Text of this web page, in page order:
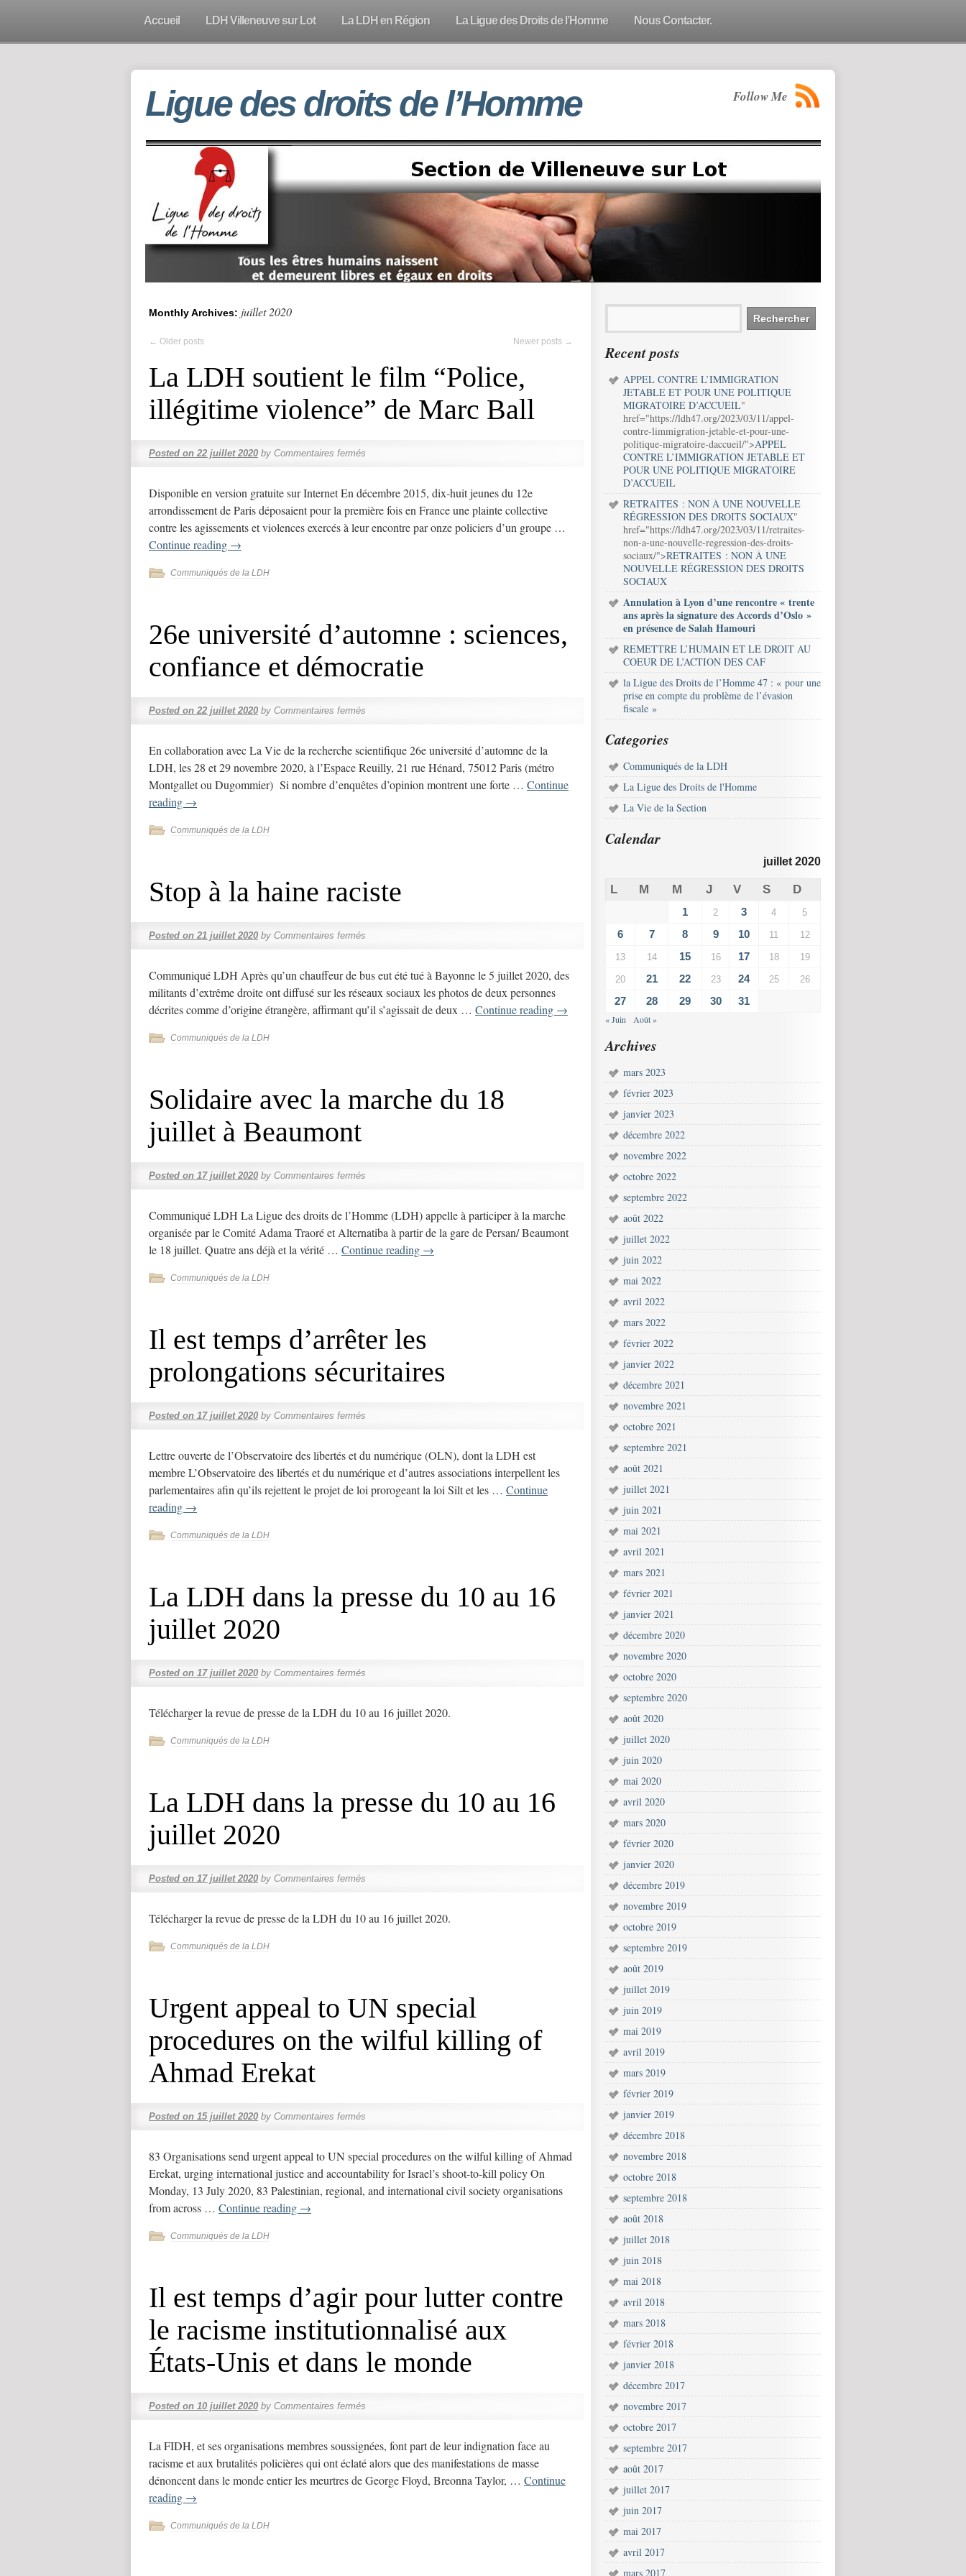
Accueil LDH Villeneuve sur Lot La LDH en Région La Ligue des Droits de l’Homme Nous Contacter.
Ligue des droits de l’Homme Follow Me
Monthly Archives: juillet 2020
← Older posts Newer posts →
La LDH soutient le film “Police,
illégitime violence” de Marc Ball
Posted on 22 juillet 2020 by Commentaires fermés
Disponible en version gratuite sur Internet En décembre 2015, dix-huit jeunes du 12e
arrondissement de Paris déposaient pour la première fois en France une plainte collective
contre les agissements et violences exercés à leur encontre par onze policiers d’un groupe …
Continue reading →
Communiqués de la LDH
26e université d’automne : sciences,
confiance et démocratie
Posted on 22 juillet 2020 by Commentaires fermés
En collaboration avec La Vie de la recherche scientifique 26e université d’automne de la
LDH, les 28 et 29 novembre 2020, à l’Espace Reuilly, 21 rue Hénard, 75012 Paris (métro
Montgallet ou Dugommier) Si nombre d’enquêtes d’opinion montrent une forte … Continue
reading →
Communiqués de la LDH
Stop à la haine raciste
Posted on 21 juillet 2020 by Commentaires fermés
Communiqué LDH Après qu’un chauffeur de bus eut été tué à Bayonne le 5 juillet 2020, des
militants d’extrême droite ont diffusé sur les réseaux sociaux les photos de deux personnes
décrites comme d’origine étrangère, affirmant qu’il s’agissait de deux … Continue reading →
Communiqués de la LDH
Solidaire avec la marche du 18
juillet à Beaumont
Posted on 17 juillet 2020 by Commentaires fermés
Communiqué LDH La Ligue des droits de l’Homme (LDH) appelle à participer à la marche
organisée par le Comité Adama Traoré et Alternatiba à partir de la gare de Persan/ Beaumont
le 18 juillet. Quatre ans déjà et la vérité … Continue reading →
Communiqués de la LDH
Il est temps d’arrêter les
prolongations sécuritaires
Posted on 17 juillet 2020 by Commentaires fermés
Lettre ouverte de l’Observatoire des libertés et du numérique (OLN), dont la LDH est
membre L’Observatoire des libertés et du numérique et d’autres associations interpellent les
parlementaires afin qu’ils rejettent le projet de loi prorogeant la loi Silt et les … Continue
reading →
Communiqués de la LDH
La LDH dans la presse du 10 au 16
juillet 2020
Posted on 17 juillet 2020 by Commentaires fermés
Télécharger la revue de presse de la LDH du 10 au 16 juillet 2020.
Communiqués de la LDH
La LDH dans la presse du 10 au 16
juillet 2020
Posted on 17 juillet 2020 by Commentaires fermés
Télécharger la revue de presse de la LDH du 10 au 16 juillet 2020.
Communiqués de la LDH
Urgent appeal to UN special
procedures on the wilful killing of
Ahmad Erekat
Posted on 15 juillet 2020 by Commentaires fermés
83 Organisations send urgent appeal to UN special procedures on the wilful killing of Ahmad
Erekat, urging international justice and accountability for Israel’s shoot-to-kill policy On
Monday, 13 July 2020, 83 Palestinian, regional, and international civil society organisations
from across … Continue reading →
Communiqués de la LDH
Il est temps d’agir pour lutter contre
le racisme institutionnalisé aux
États-Unis et dans le monde
Posted on 10 juillet 2020 by Commentaires fermés
La FIDH, et ses organisations membres soussignées, font part de leur indignation face au
racisme et aux brutalités policières qui ont éclaté alors que des manifestations de masse
dénoncent dans le monde entier les meurtres de George Floyd, Breonna Taylor, … Continue
reading →
Communiqués de la LDH
Recent posts
APPEL CONTRE L’IMMIGRATION
JETABLE ET POUR UNE POLITIQUE
MIGRATOIRE D’ACCUEIL"
href="https://ldh47.org/2023/03/11/appel-
contre-limmigration-jetable-et-pour-une-
politique-migratoire-daccueil/">APPEL
CONTRE L’IMMIGRATION JETABLE ET
POUR UNE POLITIQUE MIGRATOIRE
D’ACCUEIL
RETRAITES : NON À UNE NOUVELLE
RÉGRESSION DES DROITS SOCIAUX"
href="https://ldh47.org/2023/03/11/retraites-
non-a-une-nouvelle-regression-des-droits-
sociaux/">RETRAITES : NON À UNE
NOUVELLE RÉGRESSION DES DROITS
SOCIAUX
Annulation à Lyon d’une rencontre « trente
ans après la signature des Accords d’Oslo »
en présence de Salah Hamouri
REMETTRE L’HUMAIN ET LE DROIT AU
COEUR DE L’ACTION DES CAF
la Ligue des Droits de l’Homme 47 : « pour une
prise en compte du problème de l’évasion
fiscale »
Categories
Communiqués de la LDH
La Ligue des Droits de l'Homme
La Vie de la Section
Calendar
juillet 2020
L M M J V S D
1 2 3 4 5
6 7 8 9 10 11 12
13 14 15 16 17 18 19
20 21 22 23 24 25 26
27 28 29 30 31
« Juin Août »
Archives
mars 2023
février 2023
janvier 2023
décembre 2022
novembre 2022
octobre 2022
septembre 2022
août 2022
juillet 2022
juin 2022
mai 2022
avril 2022
mars 2022
février 2022
janvier 2022
décembre 2021
novembre 2021
octobre 2021
septembre 2021
août 2021
juillet 2021
juin 2021
mai 2021
avril 2021
mars 2021
février 2021
janvier 2021
décembre 2020
novembre 2020
octobre 2020
septembre 2020
août 2020
juillet 2020
juin 2020
mai 2020
avril 2020
mars 2020
février 2020
janvier 2020
décembre 2019
novembre 2019
octobre 2019
septembre 2019
août 2019
juillet 2019
juin 2019
mai 2019
avril 2019
mars 2019
février 2019
janvier 2019
décembre 2018
novembre 2018
octobre 2018
septembre 2018
août 2018
juillet 2018
juin 2018
mai 2018
avril 2018
mars 2018
février 2018
janvier 2018
décembre 2017
novembre 2017
octobre 2017
septembre 2017
août 2017
juillet 2017
juin 2017
mai 2017
avril 2017
mars 2017